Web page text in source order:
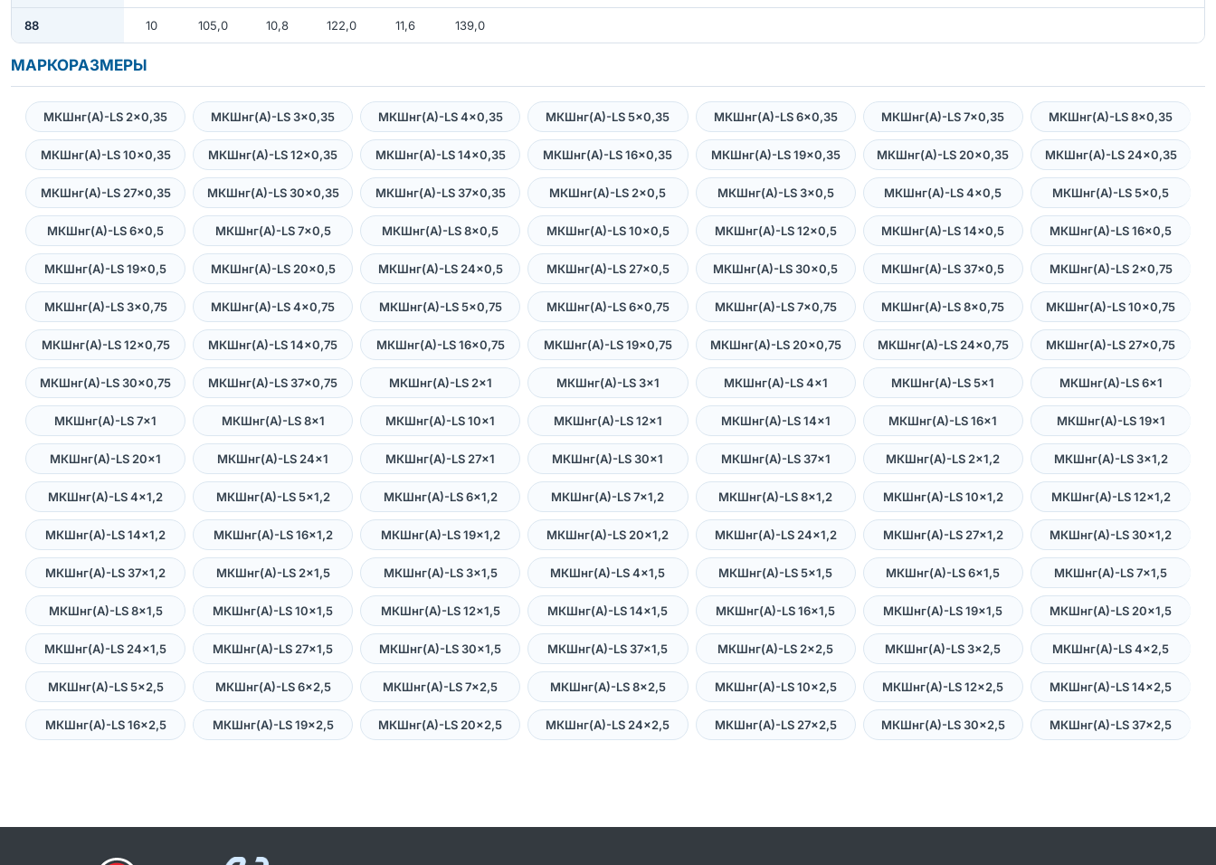
88 10 105,0 10,8 122,0 11,6 139,0
МАРКОРАЗМЕРЫ
МКШнг(А)-LS 2×0,35 МКШнг(А)-LS 3×0,35 МКШнг(А)-LS 4×0,35 МКШнг(А)-LS 5×0,35 МКШнг(А)-LS 6×0,35 МКШнг(А)-LS 7×0,35 МКШнг(А)-LS 8×0,35
МКШнг(А)-LS 10×0,35 МКШнг(А)-LS 12×0,35 МКШнг(А)-LS 14×0,35 МКШнг(А)-LS 16×0,35 МКШнг(А)-LS 19×0,35 МКШнг(А)-LS 20×0,35 МКШнг(А)-LS 24×0,35
МКШнг(А)-LS 27×0,35 МКШнг(А)-LS 30×0,35 МКШнг(А)-LS 37×0,35 МКШнг(А)-LS 2×0,5 МКШнг(А)-LS 3×0,5 МКШнг(А)-LS 4×0,5 МКШнг(А)-LS 5×0,5
МКШнг(А)-LS 6×0,5 МКШнг(А)-LS 7×0,5 МКШнг(А)-LS 8×0,5 МКШнг(А)-LS 10×0,5 МКШнг(А)-LS 12×0,5 МКШнг(А)-LS 14×0,5 МКШнг(А)-LS 16×0,5
МКШнг(А)-LS 19×0,5 МКШнг(А)-LS 20×0,5 МКШнг(А)-LS 24×0,5 МКШнг(А)-LS 27×0,5 МКШнг(А)-LS 30×0,5 МКШнг(А)-LS 37×0,5 МКШнг(А)-LS 2×0,75
МКШнг(А)-LS 3×0,75 МКШнг(А)-LS 4×0,75 МКШнг(А)-LS 5×0,75 МКШнг(А)-LS 6×0,75 МКШнг(А)-LS 7×0,75 МКШнг(А)-LS 8×0,75 МКШнг(А)-LS 10×0,75
МКШнг(А)-LS 12×0,75 МКШнг(А)-LS 14×0,75 МКШнг(А)-LS 16×0,75 МКШнг(А)-LS 19×0,75 МКШнг(А)-LS 20×0,75 МКШнг(А)-LS 24×0,75 МКШнг(А)-LS 27×0,75
МКШнг(А)-LS 30×0,75 МКШнг(А)-LS 37×0,75 МКШнг(А)-LS 2×1 МКШнг(А)-LS 3×1 МКШнг(А)-LS 4×1 МКШнг(А)-LS 5×1 МКШнг(А)-LS 6×1
МКШнг(А)-LS 7×1 МКШнг(А)-LS 8×1 МКШнг(А)-LS 10×1 МКШнг(А)-LS 12×1 МКШнг(А)-LS 14×1 МКШнг(А)-LS 16×1 МКШнг(А)-LS 19×1
МКШнг(А)-LS 20×1 МКШнг(А)-LS 24×1 МКШнг(А)-LS 27×1 МКШнг(А)-LS 30×1 МКШнг(А)-LS 37×1 МКШнг(А)-LS 2×1,2 МКШнг(А)-LS 3×1,2
МКШнг(А)-LS 4×1,2 МКШнг(А)-LS 5×1,2 МКШнг(А)-LS 6×1,2 МКШнг(А)-LS 7×1,2 МКШнг(А)-LS 8×1,2 МКШнг(А)-LS 10×1,2 МКШнг(А)-LS 12×1,2
МКШнг(А)-LS 14×1,2 МКШнг(А)-LS 16×1,2 МКШнг(А)-LS 19×1,2 МКШнг(А)-LS 20×1,2 МКШнг(А)-LS 24×1,2 МКШнг(А)-LS 27×1,2 МКШнг(А)-LS 30×1,2
МКШнг(А)-LS 37×1,2 МКШнг(А)-LS 2×1,5 МКШнг(А)-LS 3×1,5 МКШнг(А)-LS 4×1,5 МКШнг(А)-LS 5×1,5 МКШнг(А)-LS 6×1,5 МКШнг(А)-LS 7×1,5
МКШнг(А)-LS 8×1,5 МКШнг(А)-LS 10×1,5 МКШнг(А)-LS 12×1,5 МКШнг(А)-LS 14×1,5 МКШнг(А)-LS 16×1,5 МКШнг(А)-LS 19×1,5 МКШнг(А)-LS 20×1,5
МКШнг(А)-LS 24×1,5 МКШнг(А)-LS 27×1,5 МКШнг(А)-LS 30×1,5 МКШнг(А)-LS 37×1,5 МКШнг(А)-LS 2×2,5 МКШнг(А)-LS 3×2,5 МКШнг(А)-LS 4×2,5
МКШнг(А)-LS 5×2,5 МКШнг(А)-LS 6×2,5 МКШнг(А)-LS 7×2,5 МКШнг(А)-LS 8×2,5 МКШнг(А)-LS 10×2,5 МКШнг(А)-LS 12×2,5 МКШнг(А)-LS 14×2,5
МКШнг(А)-LS 16×2,5 МКШнг(А)-LS 19×2,5 МКШнг(А)-LS 20×2,5 МКШнг(А)-LS 24×2,5 МКШнг(А)-LS 27×2,5 МКШнг(А)-LS 30×2,5 МКШнг(А)-LS 37×2,5